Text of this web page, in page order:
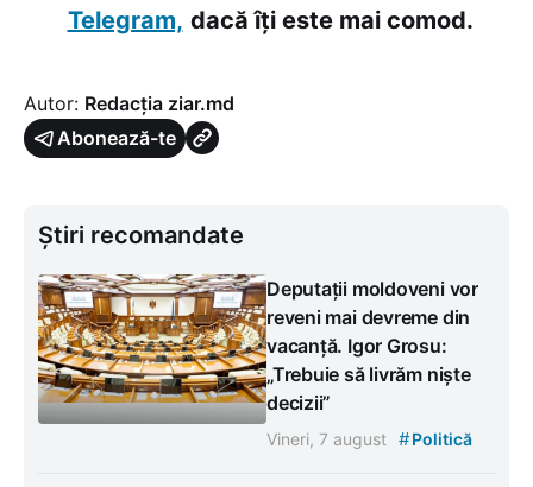
Telegram, dacă îți este mai comod.
Autor: Redacția ziar.md
Abonează-te
Știri recomandate
Deputații moldoveni vor
reveni mai devreme din
vacanță. Igor Grosu:
„Trebuie să livrăm niște
decizii”
Vineri, 7 august #Politică